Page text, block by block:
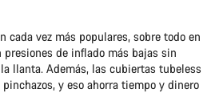
cada vez más populares, sobre todo en
de inflado más bajas sin
llanta. Además, las cubiertas tubeless
y eso ahorra tiempo y dinero